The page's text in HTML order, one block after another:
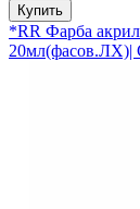
Купить
*RR Фарба